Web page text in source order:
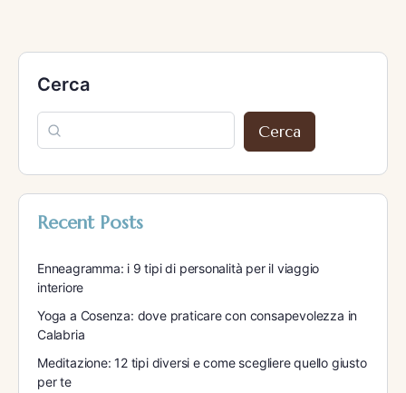
Cerca
Cerca
Recent Posts
Enneagramma: i 9 tipi di personalità per il viaggio
interiore
Yoga a Cosenza: dove praticare con consapevolezza in
Calabria
Meditazione: 12 tipi diversi e come scegliere quello giusto
per te